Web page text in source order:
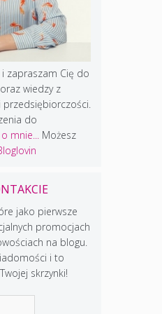
i zapraszam Cię do
wiedzy z
do
mnie...
Możesz
jako pierwsze
promocjach
na blogu.
i to
skrzynki!